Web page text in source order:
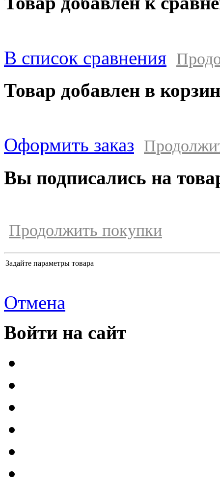
В список сравнения
Товар добавлен в
Оформить заказ
Вы подписались на
Продолжить покупки
Задайте параметры товара
Отмена
Войти на сайт